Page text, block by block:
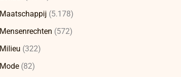
Maatschappij (5.178)
Mensenrechten (572)
Milieu (322)
Mode (82)